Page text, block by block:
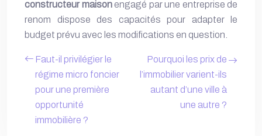
constructeur maisonengagé par une entreprise de
renom dispose des capacités pour adapter le
budget prévu avec les modifications en question.
Faut-il privilégier le
régime micro foncier
pour une première
opportunité
immobilière ?
Pourquoi les prix de
l’immobilier varient-ils
autant d’une ville à
une autre ?